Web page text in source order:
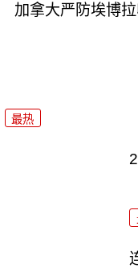
加拿大严防埃博
最热